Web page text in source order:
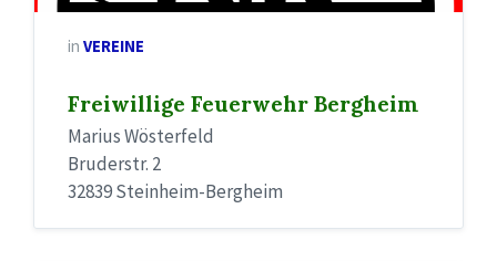
in VEREINE
Freiwillige Feuerwehr Bergheim
Marius Wösterfeld
Bruderstr. 2
32839 Steinheim-Bergheim